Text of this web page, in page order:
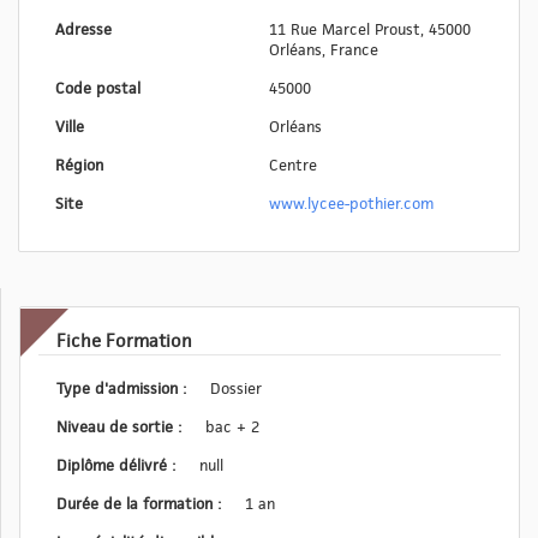
Adresse
11 Rue Marcel Proust, 45000
Orléans, France
Code postal
45000
Ville
Orléans
Région
Centre
Site
www.lycee-pothier.com
Fiche Formation
Type d'admission :
Dossier
Niveau de sortie :
bac + 2
Diplôme délivré :
null
Durée de la formation :
1 an